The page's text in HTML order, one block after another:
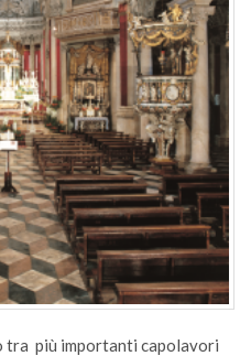
tra più importanti capolavori